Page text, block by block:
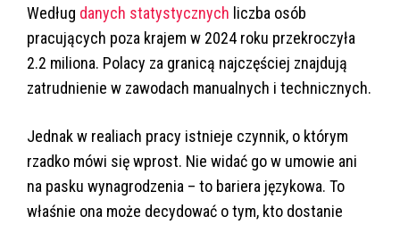
Według danych statystycznych liczba osób
pracujących poza krajem w 2024 roku przekroczyła
2.2 miliona. Polacy za granicą najczęściej znajdują
zatrudnienie w zawodach manualnych i technicznych.
Jednak w realiach pracy istnieje czynnik, o którym
rzadko mówi się wprost. Nie widać go w umowie ani
na pasku wynagrodzenia – to bariera językowa. To
właśnie ona może decydować o tym, kto dostanie